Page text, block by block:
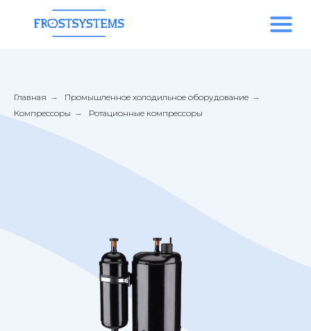
Главная → Промышленное холодильное оборудование →
Компрессоры → Ротационные компрессоры